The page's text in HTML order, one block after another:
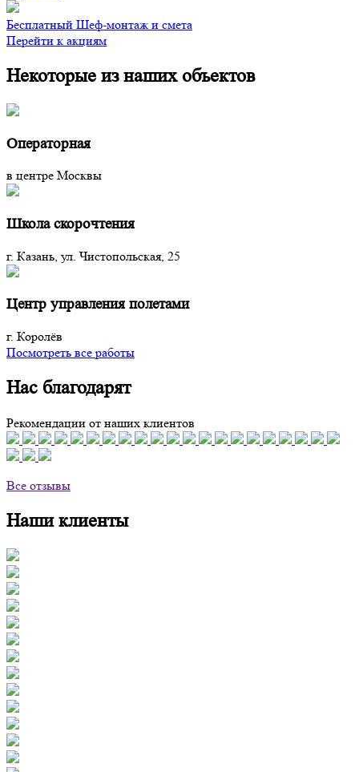
Бесплатный Шеф-монтаж и смета
Перейти к акциям
Некоторые из наших объектов
Операторная
в центре Москвы
Школа скорочтения
г. Казань, ул. Чистопольская, 25
Центр управления полетами
г. Королёв
Посмотреть все работы
Нас благодарят
Рекомендации от наших клиентов
Все отзывы
Наши клиенты